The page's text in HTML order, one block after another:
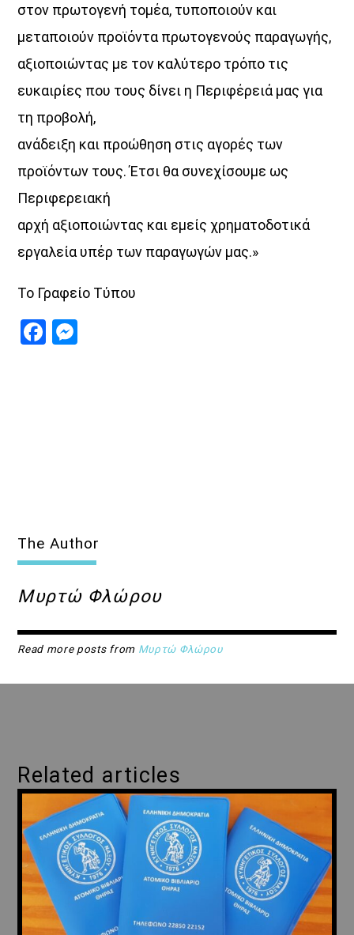
στον πρωτογενή τομέα, τυποποιούν και
μεταποιούν προϊόντα πρωτογενούς παραγωγής,
αξιοποιώντας με τον καλύτερο τρόπο τις
ευκαιρίες που τους δίνει η Περιφέρειά μας για
τη προβολή,
ανάδειξη και προώθηση στις αγορές των
προϊόντων τους. Έτσι θα συνεχίσουμε ως
Περιφερειακή
αρχή αξιοποιώντας και εμείς χρηματοδοτικά
εργαλεία υπέρ των παραγωγών μας.»
Το Γραφείο Τύπου
Facebook
The Author
Μυρτώ Φλώρου
Read more posts from Μυρτώ Φλώρου
Related articles